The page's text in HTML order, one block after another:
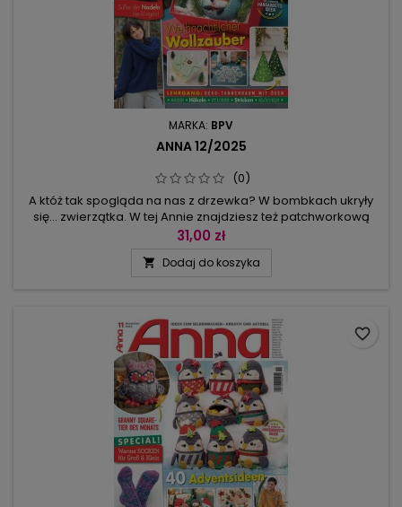
MARKA: BPV
ANNA 12/2025
(0)
A któż tak spogląda na nas z drzewka? W bombkach ukryły
się… zwierzątka. W tej Annie znajdziesz też patchworkową
lamę i grzechotkę misia (w komplecie ze sweterkiem,
maluszka). Na drutach powstały też swetry damskie, a na
31,00 zł
 Dodaj do koszyka
favorite_border